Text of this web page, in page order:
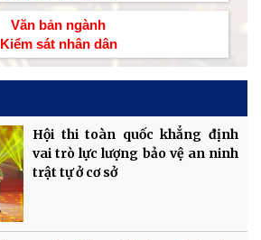
Văn bản ngành
Kiểm sát nhân dân
Hội thi toàn quốc khẳng định
vai trò lực lượng bảo vệ an ninh
trật tự ở cơ sở